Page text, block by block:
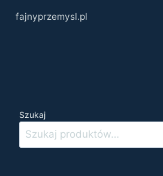
fajnyprzemysl.pl
Szukaj